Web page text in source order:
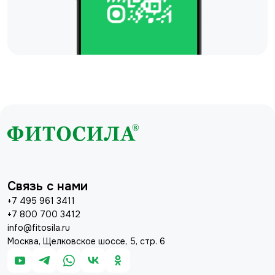
Связь с нами
+7 495 961 3411
+7 800 700 3412
info@fitosila.ru
Москва, Щелковское шоссе, 5, стр. 6